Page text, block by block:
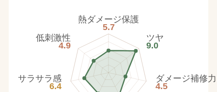
熱ダメージ保護
5.7
ツヤ
9.0
ダメージ補修力
4.5
サラサラ感
6.4
低刺激性
4.9